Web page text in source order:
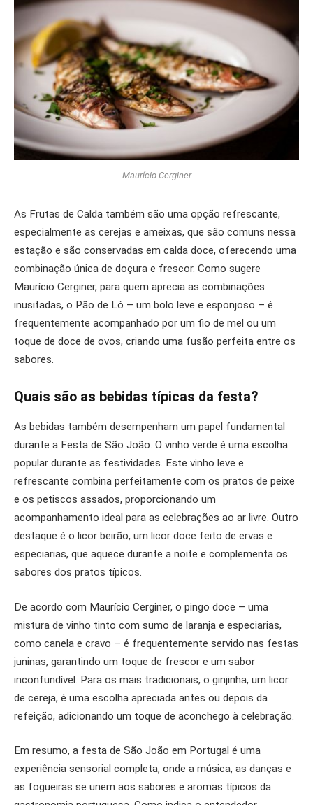
Maurício Cerginer
As Frutas de Calda também são uma opção refrescante,
especialmente as cerejas e ameixas, que são comuns nessa
estação e são conservadas em calda doce, oferecendo uma
combinação única de doçura e frescor. Como sugere
Maurício Cerginer, para quem aprecia as combinações
inusitadas, o Pão de Ló – um bolo leve e esponjoso – é
frequentemente acompanhado por um fio de mel ou um
toque de doce de ovos, criando uma fusão perfeita entre os
sabores.
Quais são as bebidas típicas da festa?
As bebidas também desempenham um papel fundamental
durante a Festa de São João. O vinho verde é uma escolha
popular durante as festividades. Este vinho leve e
refrescante combina perfeitamente com os pratos de peixe
e os petiscos assados, proporcionando um
acompanhamento ideal para as celebrações ao ar livre. Outro
destaque é o licor beirão, um licor doce feito de ervas e
especiarias, que aquece durante a noite e complementa os
sabores dos pratos típicos.
De acordo com Maurício Cerginer, o pingo doce – uma
mistura de vinho tinto com sumo de laranja e especiarias,
como canela e cravo – é frequentemente servido nas festas
juninas, garantindo um toque de frescor e um sabor
inconfundível. Para os mais tradicionais, o ginjinha, um licor
de cereja, é uma escolha apreciada antes ou depois da
refeição, adicionando um toque de aconchego à celebração.
Em resumo, a festa de São João em Portugal é uma
experiência sensorial completa, onde a música, as danças e
as fogueiras se unem aos sabores e aromas típicos da